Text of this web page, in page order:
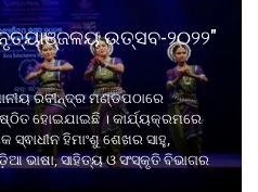
ଉତ୍ସବ-୨୦୨୨"
ରବୀନ୍ଦ୍ର ମଣ୍ଡପଠାରେ
ହୋଇଯାଇଛି । କାର୍ଯ୍ୟକ୍ରମରେ
ସ୍ଵାଧୀନ ହିମାଂଶୁ ଶେଖର ସାହୁ,
ଭାଷା, ସାହିତ୍ୟ ଓ ସଂସ୍କୃତି ବିଭାଗର